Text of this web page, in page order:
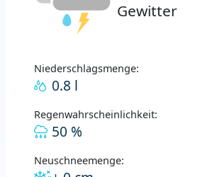
Gewitter
Niederschlagsmenge:
0.8 l
Regenwahrscheinlichkeit:
50 %
Neuschneemenge: